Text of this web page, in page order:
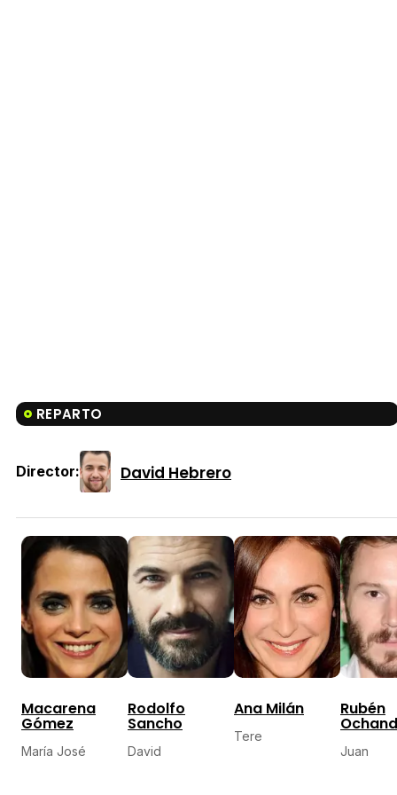
REPARTO
Director: David Hebrero
Macarena
Gómez
María José
Rodolfo
Sancho
David
Ana Milán
Tere
Rubén
Juan